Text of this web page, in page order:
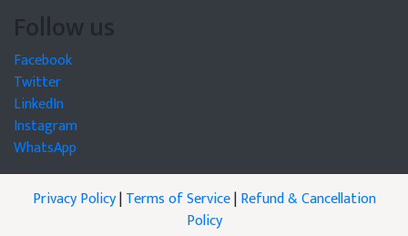
Follow us
Facebook
Twitter
LinkedIn
Instagram
WhatsApp
Privacy Policy|Terms of Service|Refund & Cancellation
Policy